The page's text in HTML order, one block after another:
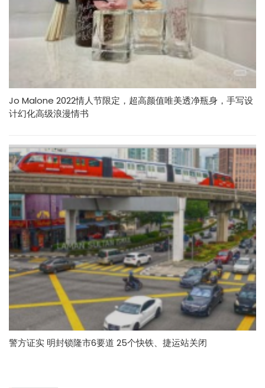
Jo Malone 2022情人节限定，超高颜值唯美透净瓶身，手写设
计幻化高级浪漫情书
警方证实 明封锁隆市6要道 25个快铁、捷运站关闭